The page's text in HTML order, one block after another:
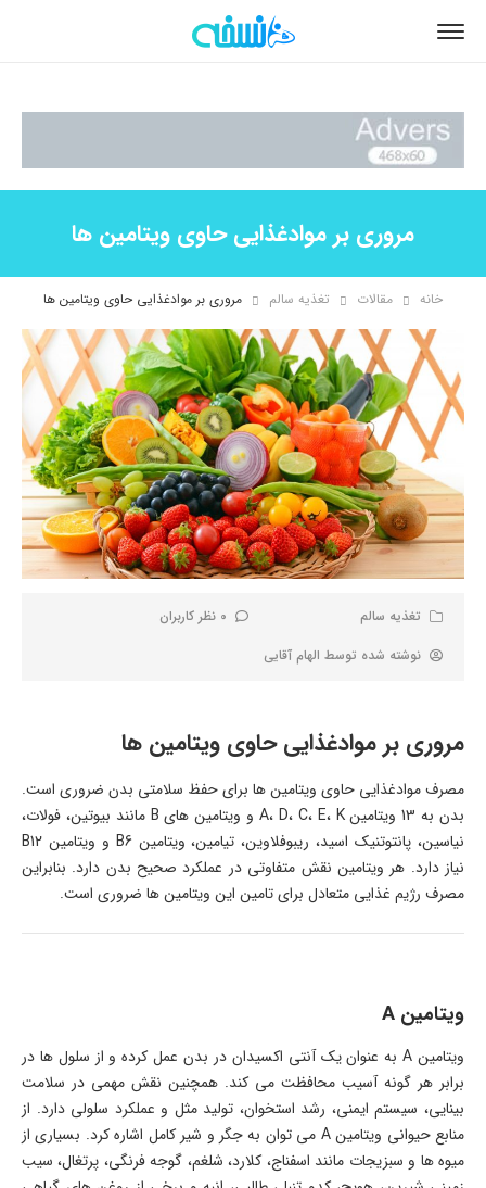
مروری بر موادغذایی حاوی ویتامین ها
خانه مقالات تغذیه سالم مروری بر موادغذایی حاوی ویتامین ها
تغذیه سالم
0 نظر کاربران
نوشته شده توسط الهام آقایی
مروری بر موادغذایی حاوی ویتامین ها
مصرف موادغذایی حاوی ویتامین ها برای حفظ سلامتی بدن ضروری است.
بدن به 13 ویتامین A، D، C، E، K و ویتامین های B مانند بیوتین، فولات،
نیاسین، پانتوتنیک اسید، ریبوفلاوین، تیامین، ویتامین B6 و ویتامین B12
نیاز دارد. هر ویتامین نقش متفاوتی در عملکرد صحیح بدن دارد. بنابراین
مصرف رژیم غذایی متعادل برای تامین این ویتامین ها ضروری است.
ویتامین A
ویتامین A به عنوان یک آنتی اکسیدان در بدن عمل کرده و از سلول ها در
برابر هر گونه آسیب محافظت می کند. همچنین نقش مهمی در سلامت
بینایی، سیستم ایمنی، رشد استخوان، تولید مثل و عملکرد سلولی دارد. از
منابع حیوانی ویتامین A می توان به جگر و شیر کامل اشاره کرد. بسیاری از
میوه ها و سبزیجات مانند اسفناج، کلارد، شلغم، گوجه فرنگی، پرتغال، سیب